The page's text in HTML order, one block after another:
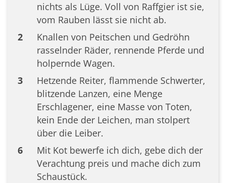
nichts als Lüge. Voll von Raffgier ist sie,
vom Rauben lässt sie nicht ab.
2
Knallen von Peitschen und Gedröhn
rasselnder Räder, rennende Pferde und
holpernde Wagen.
3
Hetzende Reiter, flammende Schwerter,
blitzende Lanzen, eine Menge
Erschlagener, eine Masse von Toten,
kein Ende der Leichen, man stolpert
über die Leiber.
6
Mit Kot bewerfe ich dich, gebe dich der
Verachtung preis und mache dich zum
Schaustück.